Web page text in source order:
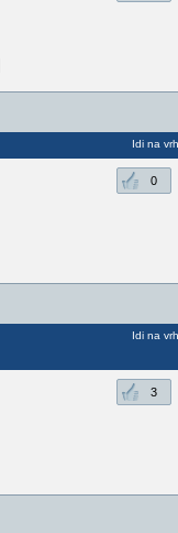
Idi na vrh
0
Idi na vrh
3